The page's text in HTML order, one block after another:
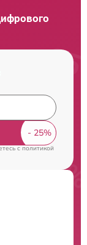
cполитикой